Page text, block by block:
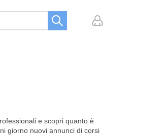
e scopri quanto è
giorno nuovi annunci di corsi